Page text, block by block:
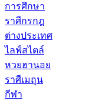
การศึกษา
ราศีกรกฎ
ต่างประเทศ
ไลฟ์สไตล์
หวยฮานอย
ราศีเมถุน
กีฬา